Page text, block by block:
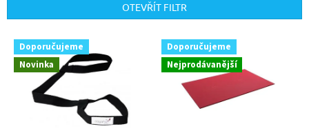
r
o
d
OTEVŘÍT FILTR
V
p
Doporučujeme
Novinka
Doporučujeme
Nejprodávanější